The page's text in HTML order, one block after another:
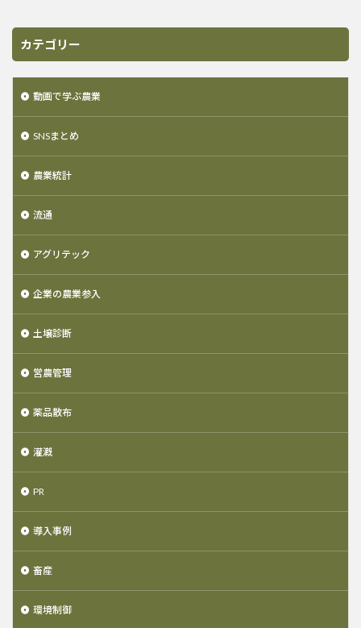
カテゴリー
動画で学ぶ農業
SNSまとめ
農業統計
流通
アグリテック
企業の農業参入
土壌診断
営農管理
薬品散布
灌漑
PR
導入事例
畜産
環境制御